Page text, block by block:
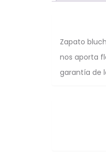
Zapato
nos aporta
garantía de